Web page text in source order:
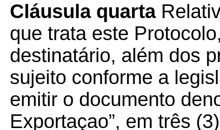
Cláusula quarta
que trata este
destinatário, além dos
sujeito conforme a
emitir o documento
Exportaçao”, em três